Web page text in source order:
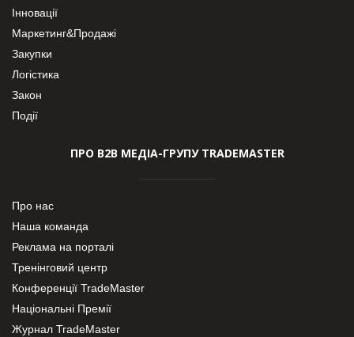
Інновації
Маркетинг&Продажі
Закупки
Логістика
Закон
Події
ПРО В2В МЕДІА-ГРУПУ TRADEMASTER
Про нас
Наша команда
Реклама на порталі
Тренінговий центр
Конференції TradeMaster
Національні Премії
Журнал TradeMaster